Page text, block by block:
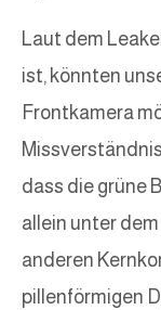
Laut dem
ist, könnten
Frontkamera
dass die grüne
allein unter
anderen
pillenförmigen